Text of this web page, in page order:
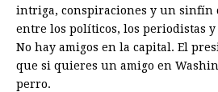
intriga, conspiraciones y un sinfín
entre los políticos, los periodistas y
No hay amigos en la capital. El
que si quieres un amigo en
perro.